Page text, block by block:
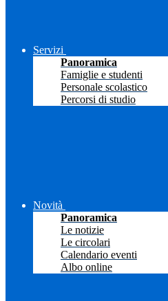
Servizi
Panoramica
Famiglie e studenti
Personale scolastico
Percorsi di studio
Novità
Panoramica
Le notizie
Le circolari
Calendario eventi
Albo online